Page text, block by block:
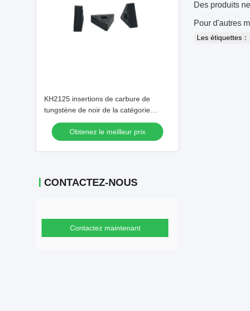
KH2125 insertions de carbure de
tungstène de noir de la catégorie
TNMG160408-PM
Obtenez le meilleur prix
CONTACTEZ-NOUS
Contactez maintenant
Des produits
Pour d'autres
Les étiquettes：